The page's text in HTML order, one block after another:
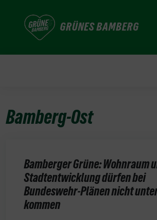
GRÜNES BAMBERG
Bamberg-Ost
Bamberger Grüne: Wohnraum
Stadtentwicklung dürfen bei
Bundeswehr-Plänen nicht
kommen